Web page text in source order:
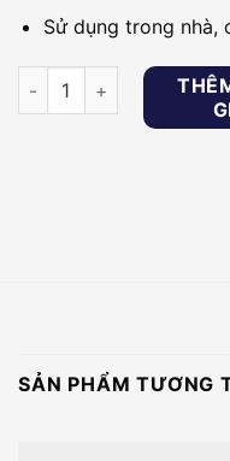
Sử dụng trong nhà,
Camera Wifi iMOU
SẢN PHẨM TƯƠNG